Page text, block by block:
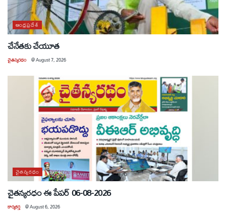
ఆంధ్రప్రదేశ్
చేనేతకు చేయూత
చైతన్యరధం @August 7, 2026
చైతన్యరధం
చైతన్యరధం ఈ పేపర్ 06-08-2026
కార్యకర్త @August 6, 2026